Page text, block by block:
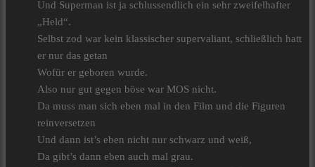
Und Superman ist ja schlussendlich ein sehr zweifelhafter
„Held“.
Selbst zod war kein klassischer supervaliant, schließlich hatt
er nur das getan
Wofür er geboren wurde.
Also nur gut gegen böse war MOS nicht.
Da muss man sich eben mal in den Film und die Figuren
reinversetzen
Und dann ist’s eben nicht nur schwarz und weiß,
Da gibt’s dann eben auch mal grau.